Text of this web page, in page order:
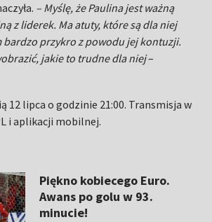
– Myślę, że Paulina jest ważną
z liderek. Ma atuty, które są dla niej
bardzo przykro z powodu jej kontuzji.
jakie to trudne dla niej–
12 lipca o godzinie 21:00. Transmisja w
i aplikacji mobilnej.
Piękno kobiecego Euro.
Awans po golu w 93.
minucie!